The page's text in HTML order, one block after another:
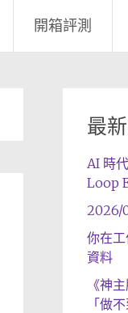
開箱評測
最
AI 時
Loop
2026/
你在
資料
《神
「做